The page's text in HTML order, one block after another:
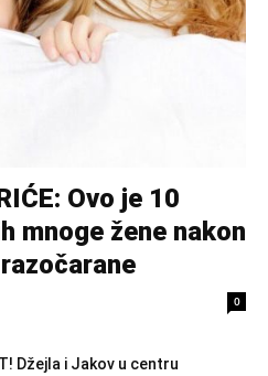
Ovo je 10
mnoge žene nakon
0
Džejla i Jakov u centru